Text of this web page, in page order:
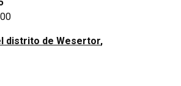
distrito de Wesertor,